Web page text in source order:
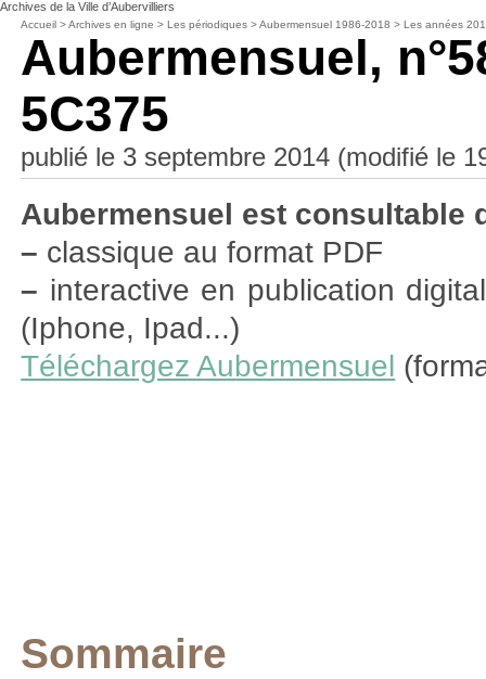
Archives de la Ville d’Aubervilliers
Accueil >Archives en ligne >Les périodiques >Aubermensuel 1986-2018 >Les années
Aubermensuel,
5C375
publié le 3 septembre 2014 (modifié le
Aubermensuel est consultable
– classique au format PDF
– interactive en publication
(Iphone, Ipad...)
Téléchargez Aubermensuel
Sommaire